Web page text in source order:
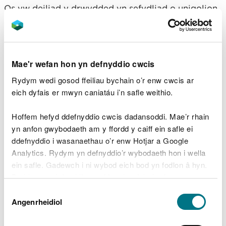
Mae'r wefan hon yn defnyddio cwcis
Rydym wedi gosod ffeiliau bychain o’r enw cwcis ar
eich dyfais er mwyn caniatáu i’n safle weithio.
Hoffem hefyd ddefnyddio cwcis dadansoddi. Mae’r rhain
yn anfon gwybodaeth am y ffordd y caiff ein safle ei
ddefnyddio i wasanaethau o’r enw Hotjar a Google
Analytics. Rydym yn defnyddio’r wybodaeth hon i wella
ein safle. Gadewch i ni wybod eich bod yn fodlon â hyn.
Byddwn yn defnyddio cwci i gadw eich dewis.
Gellirdarllen mwy am ein cwcis cyn i chi ddewis.
Caniatâd
Angenrheidiol
Os yw deiliad y drwydded yn sefydliad o unigolion,
mae’n rhaid i bob unigolyn (neu ymddiriedolwr
unigol) gwblhau datganiad.
ddatganiadau ychwanegol sy’n cynnwys y ‘geiriad
ar gyfer datganiadau ychwanegol’.
Deiliaid trwydded ar y cyd
Os ydych yn ddeiliaid trwydded ar y cyd, dylech
lenwi eich datganiadau eich hunain ar wahân.
Bydd angen i chi uwchlwytho i’ch cais
ar gyfer datganiadau ychwanegol’.